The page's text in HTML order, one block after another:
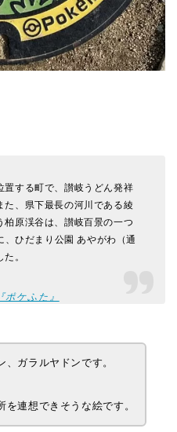
置する町で、讃岐うどん発祥
、県下最長の河川である綾
柏原渓谷は、讃岐百景の一つ
ひだまり公園 あやがわ（通
。
ケふた』
、ガラルヤドンです。
を連想できそうな絵です。